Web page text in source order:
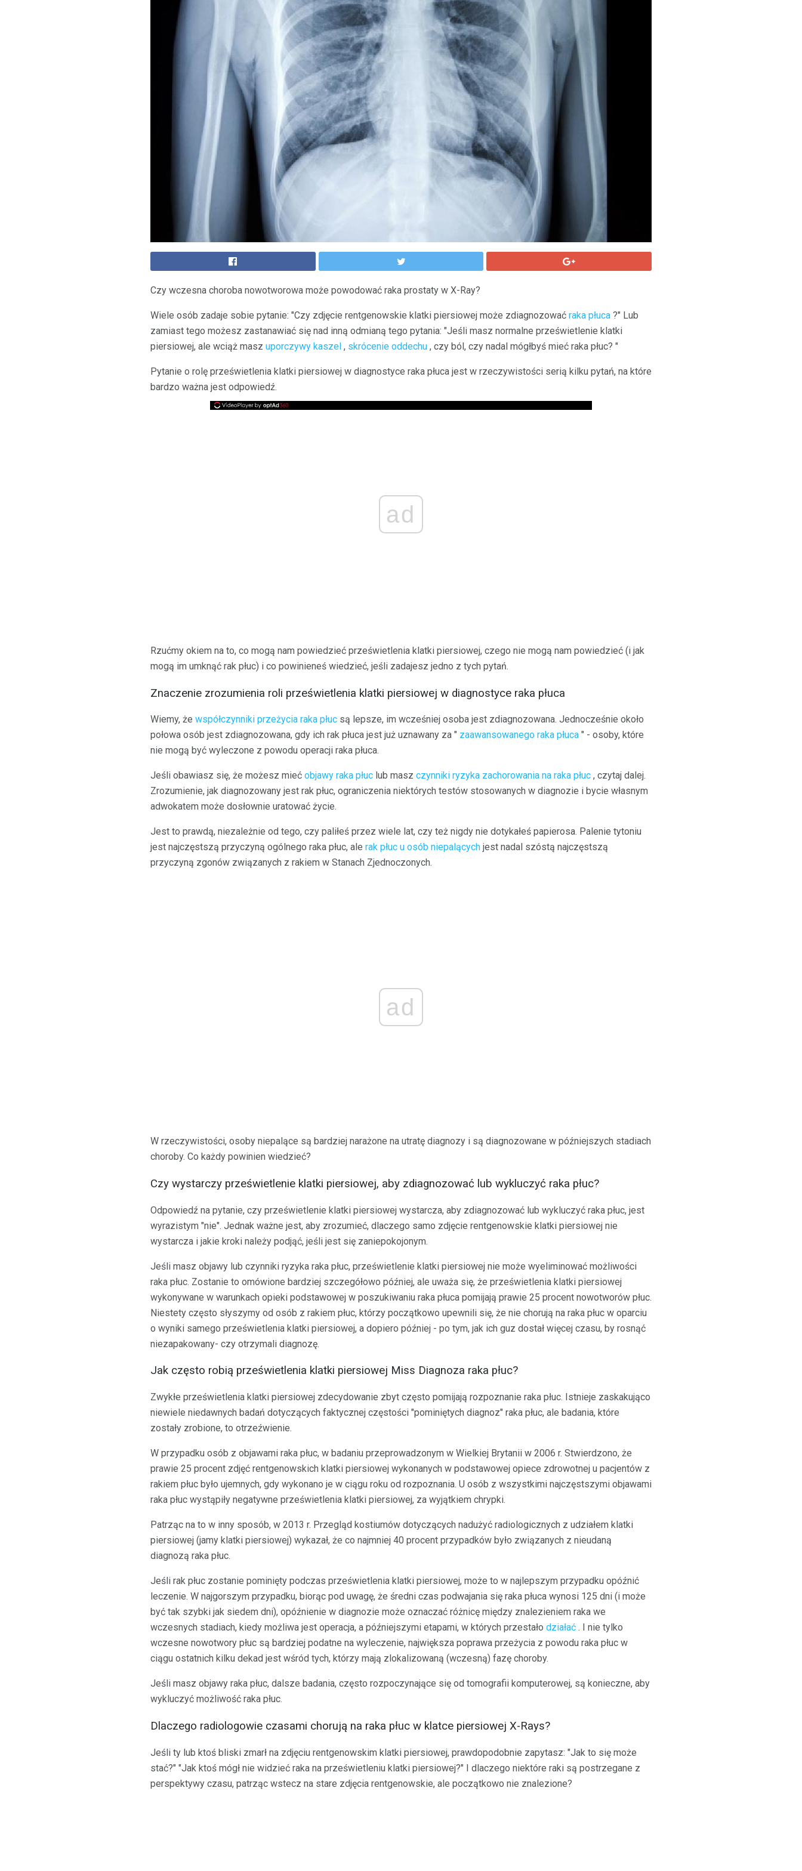
Czy wczesna choroba nowotworowa może powodować raka prostaty w X-Ray?
Wiele osób zadaje sobie pytanie: "Czy zdjęcie rentgenowskie klatki piersiowej może zdiagnozować raka płuca ?" Lub
zamiast tego możesz zastanawiać się nad inną odmianą tego pytania: "Jeśli masz normalne prześwietlenie klatki
piersiowej, ale wciąż masz uporczywy kaszel , skrócenie oddechu , czy ból, czy nadal mógłbyś mieć raka płuc? "
Pytanie o rolę prześwietlenia klatki piersiowej w diagnostyce raka płuca jest w rzeczywistości serią kilku pytań, na które
bardzo ważna jest odpowiedź.
ad
Rzućmy okiem na to, co mogą nam powiedzieć prześwietlenia klatki piersiowej, czego nie mogą nam powiedzieć (i jak
mogą im umknąć rak płuc) i co powinieneś wiedzieć, jeśli zadajesz jedno z tych pytań.
Znaczenie zrozumienia roli prześwietlenia klatki piersiowej w diagnostyce raka płuca
Wiemy, że współczynniki przeżycia raka płuc są lepsze, im wcześniej osoba jest zdiagnozowana. Jednocześnie około
połowa osób jest zdiagnozowana, gdy ich rak płuca jest już uznawany za " zaawansowanego raka płuca " - osoby, które
nie mogą być wyleczone z powodu operacji raka płuca.
Jeśli obawiasz się, że możesz mieć objawy raka płuc lub masz czynniki ryzyka zachorowania na raka płuc , czytaj dalej.
Zrozumienie, jak diagnozowany jest rak płuc, ograniczenia niektórych testów stosowanych w diagnozie i bycie własnym
adwokatem może dosłownie uratować życie.
Jest to prawdą, niezależnie od tego, czy paliłeś przez wiele lat, czy też nigdy nie dotykałeś papierosa. Palenie tytoniu
jest najczęstszą przyczyną ogólnego raka płuc, ale rak płuc u osób niepalących jest nadal szóstą najczęstszą
przyczyną zgonów związanych z rakiem w Stanach Zjednoczonych.
ad
W rzeczywistości, osoby niepalące są bardziej narażone na utratę diagnozy i są diagnozowane w późniejszych stadiach
choroby. Co każdy powinien wiedzieć?
Czy wystarczy prześwietlenie klatki piersiowej, aby zdiagnozować lub wykluczyć raka płuc?
Odpowiedź na pytanie, czy prześwietlenie klatki piersiowej wystarcza, aby zdiagnozować lub wykluczyć raka płuc, jest
wyrazistym "nie". Jednak ważne jest, aby zrozumieć, dlaczego samo zdjęcie rentgenowskie klatki piersiowej nie
wystarcza i jakie kroki należy podjąć, jeśli jest się zaniepokojonym.
Jeśli masz objawy lub czynniki ryzyka raka płuc, prześwietlenie klatki piersiowej nie może wyeliminować możliwości
raka płuc. Zostanie to omówione bardziej szczegółowo później, ale uważa się, że prześwietlenia klatki piersiowej
wykonywane w warunkach opieki podstawowej w poszukiwaniu raka płuca pomijają prawie 25 procent nowotworów płuc.
Niestety często słyszymy od osób z rakiem płuc, którzy początkowo upewnili się, że nie chorują na raka płuc w oparciu
o wyniki samego prześwietlenia klatki piersiowej, a dopiero później - po tym, jak ich guz dostał więcej czasu, by rosnąć
niezapakowany- czy otrzymali diagnozę.
Jak często robią prześwietlenia klatki piersiowej Miss Diagnoza raka płuc?
Zwykłe prześwietlenia klatki piersiowej zdecydowanie zbyt często pomijają rozpoznanie raka płuc. Istnieje zaskakująco
niewiele niedawnych badań dotyczących faktycznej częstości "pominiętych diagnoz" raka płuc, ale badania, które
zostały zrobione, to otrzeźwienie.
W przypadku osób z objawami raka płuc, w badaniu przeprowadzonym w Wielkiej Brytanii w 2006 r. Stwierdzono, że
prawie 25 procent zdjęć rentgenowskich klatki piersiowej wykonanych w podstawowej opiece zdrowotnej u pacjentów z
rakiem płuc było ujemnych, gdy wykonano je w ciągu roku od rozpoznania. U osób z wszystkimi najczęstszymi objawami
raka płuc wystąpiły negatywne prześwietlenia klatki piersiowej, za wyjątkiem chrypki.
Patrząc na to w inny sposób, w 2013 r. Przegląd kostiumów dotyczących nadużyć radiologicznych z udziałem klatki
piersiowej (jamy klatki piersiowej) wykazał, że co najmniej 40 procent przypadków było związanych z nieudaną
diagnozą raka płuc.
Jeśli rak płuc zostanie pominięty podczas prześwietlenia klatki piersiowej, może to w najlepszym przypadku opóźnić
leczenie. W najgorszym przypadku, biorąc pod uwagę, że średni czas podwajania się raka płuca wynosi 125 dni (i może
być tak szybki jak siedem dni), opóźnienie w diagnozie może oznaczać różnicę między znalezieniem raka we
wczesnych stadiach, kiedy możliwa jest operacja, a późniejszymi etapami, w których przestało działać . I nie tylko
wczesne nowotwory płuc są bardziej podatne na wyleczenie, największa poprawa przeżycia z powodu raka płuc w
ciągu ostatnich kilku dekad jest wśród tych, którzy mają zlokalizowaną (wczesną) fazę choroby.
Jeśli masz objawy raka płuc, dalsze badania, często rozpoczynające się od tomografii komputerowej, są konieczne, aby
wykluczyć możliwość raka płuc.
Dlaczego radiologowie czasami chorują na raka płuc w klatce piersiowej X-Rays?
Jeśli ty lub ktoś bliski zmarł na zdjęciu rentgenowskim klatki piersiowej, prawdopodobnie zapytasz: "Jak to się może
stać?" "Jak ktoś mógł nie widzieć raka na prześwietleniu klatki piersiowej?" I dlaczego niektóre raki są postrzegane z
perspektywy czasu, patrząc wstecz na stare zdjęcia rentgenowskie, ale początkowo nie znalezione?